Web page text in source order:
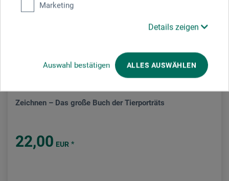
Marketing
Details zeigen
Auswahl bestätigen ALLES AUSWÄHLEN
Zeichnen – Das große Buch der Tierporträts
22,00 EUR *